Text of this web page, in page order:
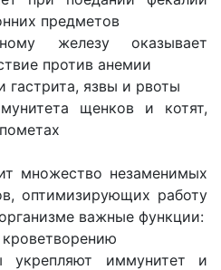
предметов
железу оказывает
против анемии
гастрита, язвы и рвоты
щенков и котят,
множество незаменимых
оптимизирующих работу
важные функции:
укрепляют иммунитет и